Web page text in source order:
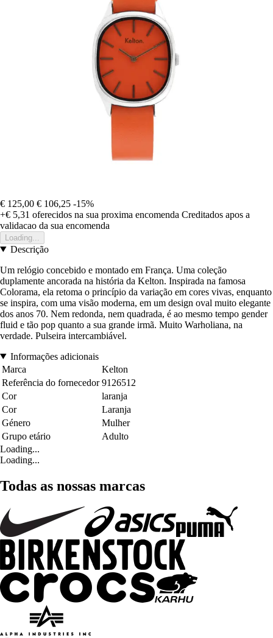
€ 125,00 € 106,25 -15%
+€ 5,31 oferecidos na sua proxima encomenda Creditados apos a
validacao da sua encomenda
Loading...
Descrição
Um relógio concebido e montado em França. Uma coleção
duplamente ancorada na história da Kelton. Inspirada na famosa
Colorama, ela retoma o princípio da variação em cores vivas, enquanto
se inspira, com uma visão moderna, em um design oval muito elegante
dos anos 70. Nem redonda, nem quadrada, é ao mesmo tempo gender
fluid e tão pop quanto a sua grande irmã. Muito Warholiana, na
verdade. Pulseira intercambiável.
Informações adicionais
Marca
Kelton
Referência do fornecedor 9126512
Cor
laranja
Cor
Laranja
Género
Mulher
Grupo etário
Adulto
Loading...
Loading...
Todas as nossas marcas